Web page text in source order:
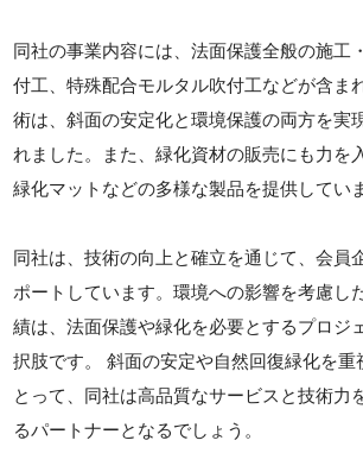
同社の事業内容には、法面保護全般の施工
付工、特殊配合モルタル吹付工などが含ま
術は、斜面の安定化と環境保護の両方を実
れました。また、緑化資材の販売にも力を
緑化マットなどの多様な製品を提供してい
同社は、技術の向上と確立を通じて、会員
ポートしています。環境への影響を考慮し
績は、法面保護や緑化を必要とするプロジ
択肢です。 斜面の安定や自然回復緑化を重
とって、同社は高品質なサービスと技術力
るパートナーとなるでしょう。